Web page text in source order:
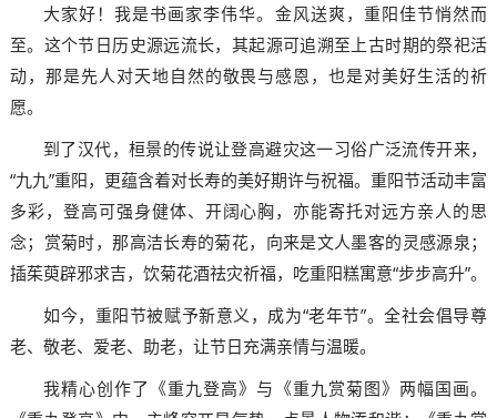
大家好！我是书画家李伟华。金风送爽，重阳佳节悄然而
至。这个节日历史源远流长，其起源可追溯至上古时期的祭祀活
动，那是先人对天地自然的敬畏与感恩，也是对美好生活的祈
愿。
到了汉代，桓景的传说让登高避灾这一习俗广泛流传开来，
“九九”重阳，更蕴含着对长寿的美好期许与祝福。重阳节活动丰富
多彩，登高可强身健体、开阔心胸，亦能寄托对远方亲人的思
念；赏菊时，那高洁长寿的菊花，向来是文人墨客的灵感源泉；
插茱萸辟邪求吉，饮菊花酒祛灾祈福，吃重阳糕寓意“步步高升”。
如今，重阳节被赋予新意义，成为“老年节”。全社会倡导尊
老、敬老、爱老、助老，让节日充满亲情与温暖。
我精心创作了《重九登高》与《重九赏菊图》两幅国画。